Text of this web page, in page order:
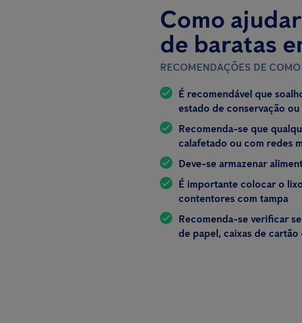
Como
de baratas
RECOMENDAÇÕES DE
É recomendável que
estado de conservação
Recomenda-se que
calafetado ou com redes
Deve-se armazenar
É importante colocar o
contentores com tampa
Recomenda-se verificar
de papel, caixas de